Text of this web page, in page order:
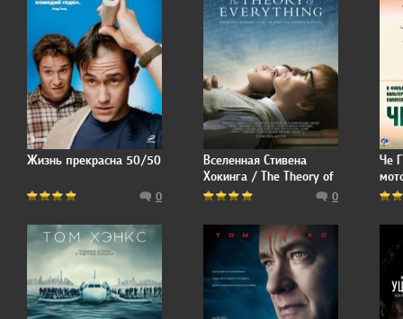
Жизнь прекрасна 50/50
0
Вселенная Стивена
Хокинга / The Theory of
Everything
0
Че
de